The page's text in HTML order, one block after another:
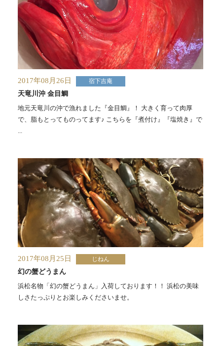
2017年08月26日 宿下吉庵
天竜川沖 金目鯛
地元天竜川の沖で漁れました『金目鯛』！ 大きく育って肉厚
で、脂もとってものってます♪ こちらを『煮付け』『塩焼き』で
...
2017年08月25日 じねん
幻の蟹どうまん
浜松名物「幻の蟹どうまん」入荷しております！！ 浜松の美味
しさたっぷりとお楽しみくださいませ。